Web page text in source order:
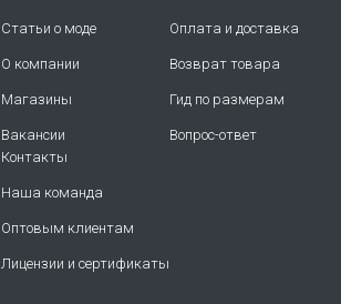
Статьи о моде
О компании
Магазины
Вакансии
Контакты
Наша команда
Оптовым клиентам
Лицензии и сертификаты
Оплата и доставка
Возврат товара
Гид по размерам
Вопрос-ответ